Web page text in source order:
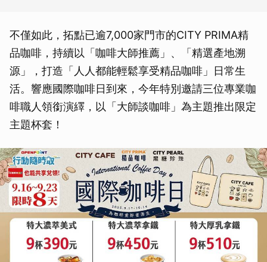
不僅如此，拓點已逾7,000家門市的CITY PRIMA精
品咖啡，持續以「咖啡大師推薦」、「精選產地溯
源」，打造「人人都能輕鬆享受精品咖啡」日常生
活。響應國際咖啡日到來，今年特別邀請三位專業咖
啡職人領銜演繹，以「大師談咖啡」為主題推出限定
主題杯套！